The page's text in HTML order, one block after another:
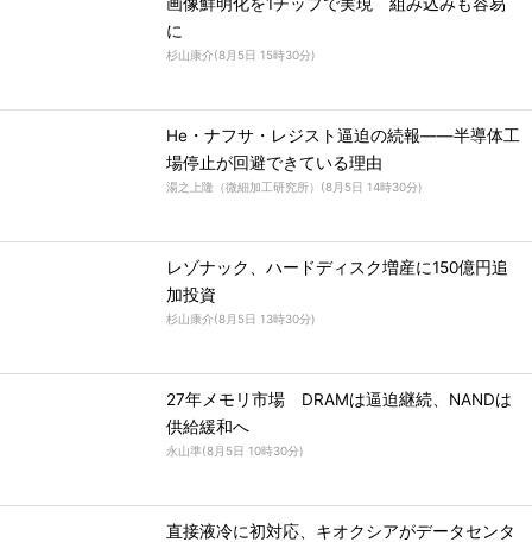
に
杉山康介(8月5日 15時30分)
He・ナフサ・レジスト逼迫の続報――半導体工
場停止が回避できている理由
湯之上隆（微細加工研究所） (8月5日 14時30分)
レゾナック、ハードディスク増産に150億円追
加投資
杉山康介(8月5日 13時30分)
27年メモリ市場 DRAMは逼迫継続、NANDは
供給緩和へ
永山準(8月5日 10時30分)
直接液冷に初対応、キオクシアがデータセンタ